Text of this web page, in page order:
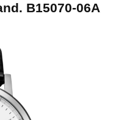
B15070-06A